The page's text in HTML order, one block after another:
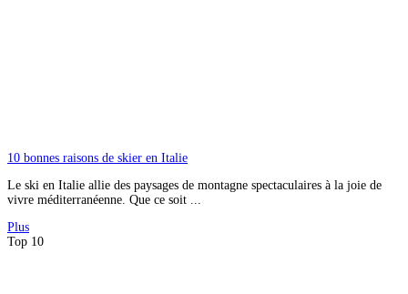
10 bonnes raisons de skier en Italie
Le ski en Italie allie des paysages de montagne spectaculaires à la joie de
vivre méditerranéenne. Que ce soit ...
Plus
Top 10